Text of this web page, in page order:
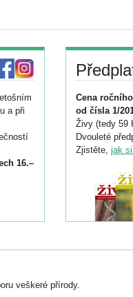
a při
16.–
Cena
od čísla 1/
Živy (tedy 59
Dvouleté
Zjistěte, jak
veškeré přírody.